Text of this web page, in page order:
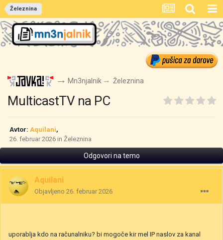
Železnina
Mn3njalnik Železnina
MulticastTV na PC
Avtor: Aquilani,
26. februar 2026 in Železnina
Odgovori na temo
Aquilani
Objavljeno 26. februar 2026
uporablja kdo na računalniku? bi mogoče kir mel IP naslov za kanal